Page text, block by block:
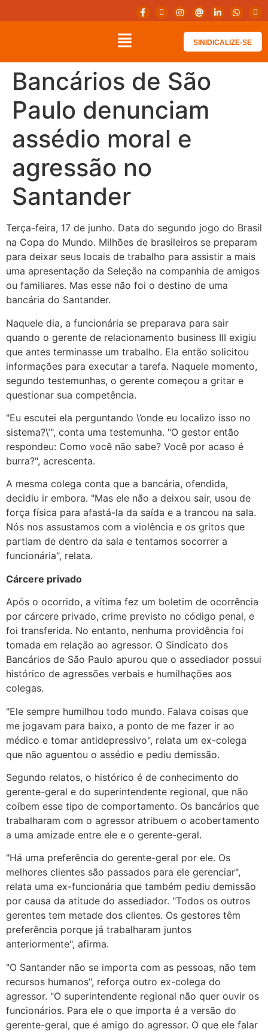
SINIDICALIZE-SE
Bancários de São
Paulo denunciam
assédio moral e
agressão no
Santander
Terça-feira, 17 de junho. Data do segundo jogo do Brasil
na Copa do Mundo. Milhões de brasileiros se preparam
para deixar seus locais de trabalho para assistir a mais
uma apresentação da Seleção na companhia de amigos
ou familiares. Mas esse não foi o destino de uma
bancária do Santander.
Naquele dia, a funcionária se preparava para sair
quando o gerente de relacionamento business III exigiu
que antes terminasse um trabalho. Ela então solicitou
informações para executar a tarefa. Naquele momento,
segundo testemunhas, o gerente começou a gritar e
questionar sua competência.
"Eu escutei ela perguntando \’onde eu localizo isso no
sistema?\’", conta uma testemunha. "O gestor então
respondeu: Como você não sabe? Você por acaso é
burra?", acrescenta.
A mesma colega conta que a bancária, ofendida,
decidiu ir embora. "Mas ele não a deixou sair, usou de
força física para afastá-la da saída e a trancou na sala.
Nós nos assustamos com a violência e os gritos que
partiam de dentro da sala e tentamos socorrer a
funcionária", relata.
Cárcere privado
Após o ocorrido, a vítima fez um boletim de ocorrência
por cárcere privado, crime previsto no código penal, e
foi transferida. No entanto, nenhuma providência foi
tomada em relação ao agressor. O Sindicato dos
Bancários de São Paulo apurou que o assediador possui
histórico de agressões verbais e humilhações aos
colegas.
"Ele sempre humilhou todo mundo. Falava coisas que
me jogavam para baixo, a ponto de me fazer ir ao
médico e tomar antidepressivo", relata um ex-colega
que não aguentou o assédio e pediu demissão.
Segundo relatos, o histórico é de conhecimento do
gerente-geral e do superintendente regional, que não
coíbem esse tipo de comportamento. Os bancários que
trabalharam com o agressor atribuem o acobertamento
a uma amizade entre ele e o gerente-geral.
"Há uma preferência do gerente-geral por ele. Os
melhores clientes são passados para ele gerenciar",
relata uma ex-funcionária que também pediu demissão
por causa da atitude do assediador. "Todos os outros
gerentes tem metade dos clientes. Os gestores têm
preferência porque já trabalharam juntos
anteriormente", afirma.
"O Santander não se importa com as pessoas, não tem
recursos humanos", reforça outro ex-colega do
agressor. "O superintendente regional não quer ouvir os
funcionários. Para ele o que importa é a versão do
gerente-geral, que é amigo do agressor. O que ele falar